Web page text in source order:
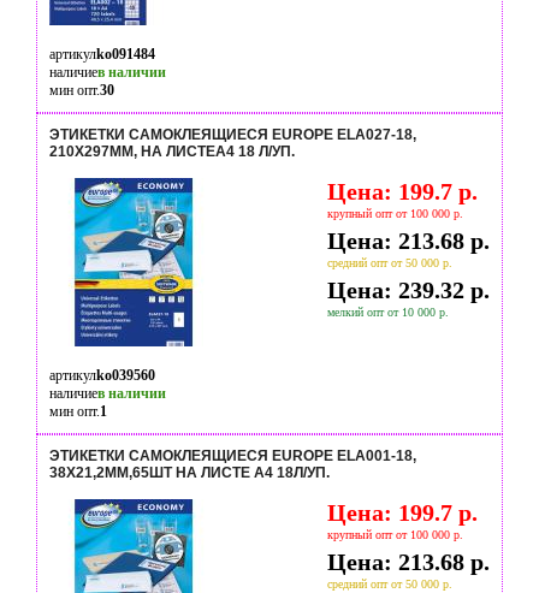
артикулko091484
наличиев наличии
мин опт.30
ЭТИКЕТКИ САМОКЛЕЯЩИЕСЯ EUROPE ELA027-18,
210Х297ММ, НА ЛИСТЕА4 18 Л/УП.
Цена: 199.7 р.
крупный опт от 100 000 р.
Цена: 213.68 р.
средний опт от 50 000 р.
Цена: 239.32 р.
мелкий опт от 10 000 р.
артикулko039560
наличиев наличии
мин опт.1
ЭТИКЕТКИ САМОКЛЕЯЩИЕСЯ EUROPE ELA001-18,
38X21,2ММ,65ШТ НА ЛИСТЕ А4 18Л/УП.
Цена: 199.7 р.
крупный опт от 100 000 р.
Цена: 213.68 р.
средний опт от 50 000 р.